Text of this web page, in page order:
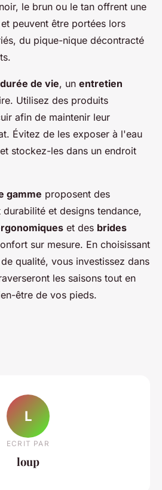
le brun ou le tan offrent une
peuvent être portées lors
du pique-nique décontracté
de vie, un entretien
Utilisez des produits
afin de maintenir leur
Évitez de les exposer à l'eau
stockez-les dans un endroit
gamme proposent des
et designs tendance,
et des brides
sur mesure. En choisissant
qualité, vous investissez dans
les saisons tout en
être de vos pieds.
L
ECRIT PAR
loup